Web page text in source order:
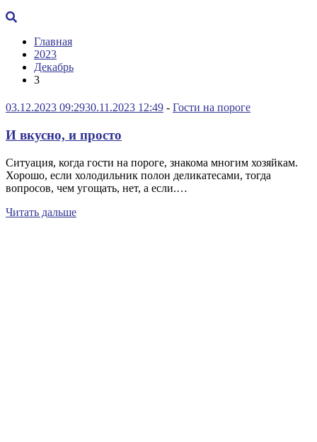
Главная
2023
Декабрь
3
03.12.2023 09:2930.11.2023 12:49 - Гости на пороге
И вкусно, и просто
Ситуация, когда гости на пороге, знакома многим хозяйкам.
Хорошо, если холодильник полон деликатесами, тогда
вопросов, чем угощать, нет, а если.…
Читать дальше